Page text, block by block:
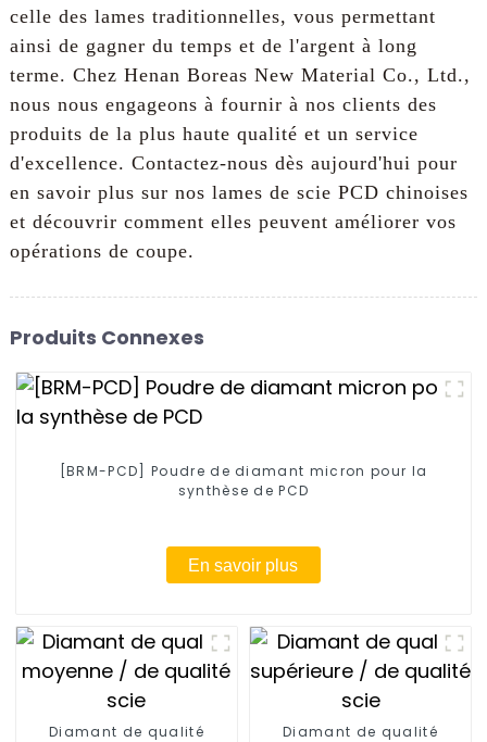
celle des lames traditionnelles, vous permettant
ainsi de gagner du temps et de l'argent à long
terme. Chez Henan Boreas New Material Co., Ltd.,
nous nous engageons à fournir à nos clients des
produits de la plus haute qualité et un service
d'excellence. Contactez-nous dès aujourd'hui pour
en savoir plus sur nos lames de scie PCD chinoises
et découvrir comment elles peuvent améliorer vos
opérations de coupe.
Produits Connexes
[BRM-PCD] Poudre de diamant micron pour la
synthèse de PCD
En savoir plus
Diamant de qualité
Diamant de qualité